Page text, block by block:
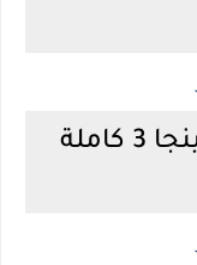
تحميل لعبة سلاحف النينجا 3 كاملة